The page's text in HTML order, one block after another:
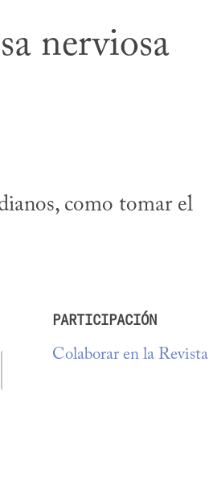
nerviosa
como tomar el
PARTICIPACIÓN
Colaborar en la Revista